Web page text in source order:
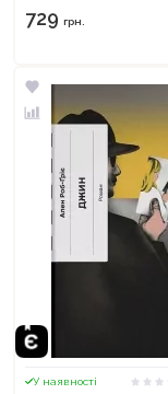
729 грн.
У наявності